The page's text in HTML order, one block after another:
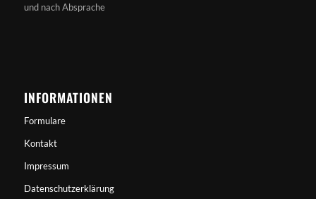
und nach Absprache
INFORMATIONEN
Formulare
Kontakt
Impressum
Datenschutzerklärung